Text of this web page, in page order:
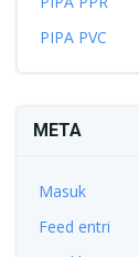
PIPA PVC
META
Masuk
Feed entri